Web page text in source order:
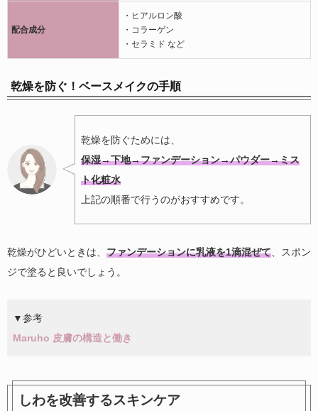
配合成分
・ヒアルロン酸
・コラーゲン
・セラミド など
乾燥を防ぐ！ベースメイクの手順
乾燥を防ぐためには、
保湿→下地→ファンデーション→パウダー→ミス
ト化粧水
上記の順番で行うのがおすすめです。
乾燥がひどいときは、 ファンデーションに乳液を1滴混ぜて 、スポン
ジで塗ると良いでしょう。
▼参考
Maruho 皮膚の構造と働き
しわを改善するスキンケア